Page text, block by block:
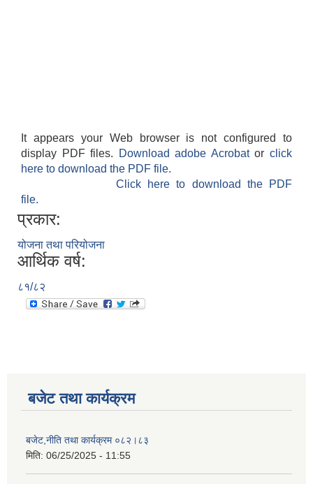
It appears your Web browser is not configured to
display PDF files.
Download adobe Acrobatorclick
here to download the PDF file.
Click here to download the PDF
file.
प्रकार:
योजना तथा परियोजना
आर्थिक वर्ष:
८१/८२
बजेट तथा कार्यक्रम
बजेट,नीति तथा कार्यक्रम ०८२।८३
मिति: 06/25/2025 - 11:55